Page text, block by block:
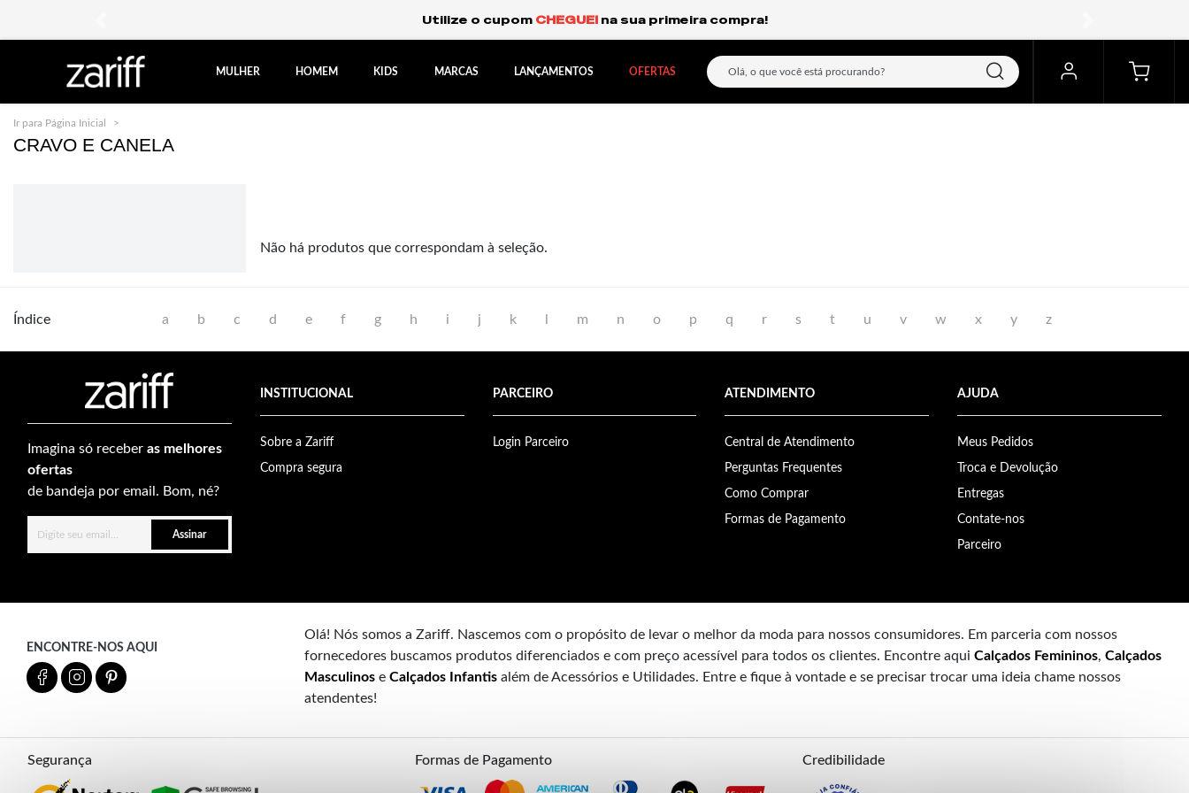
Utilize o cupom CHEGUEIna sua primeira compra!
MULHER HOMEM KIDS MARCAS LANÇAMENTOS OFERTAS
Ir para Página Inicial
CRAVO E CANELA
Não há produtos que correspondam à seleção.
Índice a b c d e f g h i j k m n o p q r s t u v w x y z
Imagina só receber as melhores
ofertas
de bandeja por email. Bom, né?
Assinar
INSTITUCIONAL
Sobre a Zariff
Compra segura
PARCEIRO
Login Parceiro
ATENDIMENTO
Central de Atendimento
Perguntas Frequentes
Como Comprar
Formas de Pagamento
AJUDA
Meus Pedidos
Troca e Devolução
Entregas
Contate-nos
Parceiro
ENCONTRE-NOS AQUI
Olá! Nós somos a Zariff. Nascemos com o propósito de levar o melhor da moda para nossos consumidores. Em parceria com nossos
fornecedores buscamos produtos diferenciados e com preço acessível para todos os clientes. Encontre aqui Calçados Femininos, Calçados
Masculinose Calçados Infantisalém de Acessórios e Utilidades. Entre e fique à vontade e se precisar trocar uma ideia chame nossos
atendentes!
Segurança Formas de Pagamento Credibilidade